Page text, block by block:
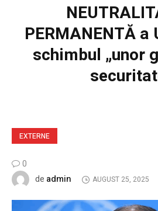
PERMANENTĂ a
schimbul „unor
EXTERNE
0
de admin AUGUST 25, 2025